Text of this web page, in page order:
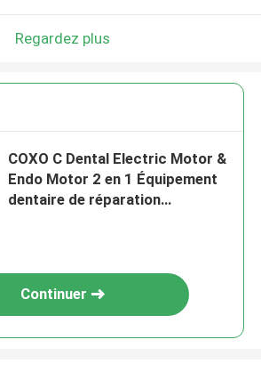
Regardez plus
COXO C Dental Electric Motor &
Endo Motor 2 en 1 Équipement
dentaire de réparation
Continuer